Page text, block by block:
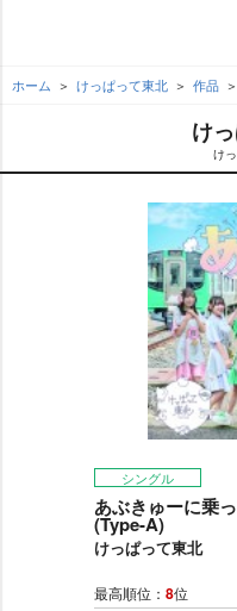
ホーム けっぱって東北 作品
け
け
シングル
あぶきゅーに乗
(Type-A)
けっぱって東北
最高順位： 8位